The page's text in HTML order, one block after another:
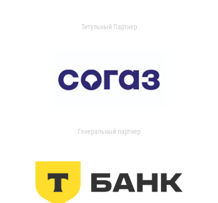
Титульный Партнер
Генеральный партнер